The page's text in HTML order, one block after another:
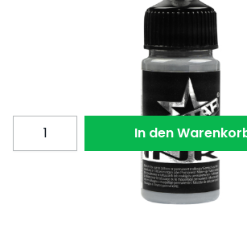
Medium Dark 30ml
UNI30-BASGRYMIDDRK
Menge In den
Perfektionieren Sie Ihre Grauarbeiten
Schattierungen mit Basic Gray